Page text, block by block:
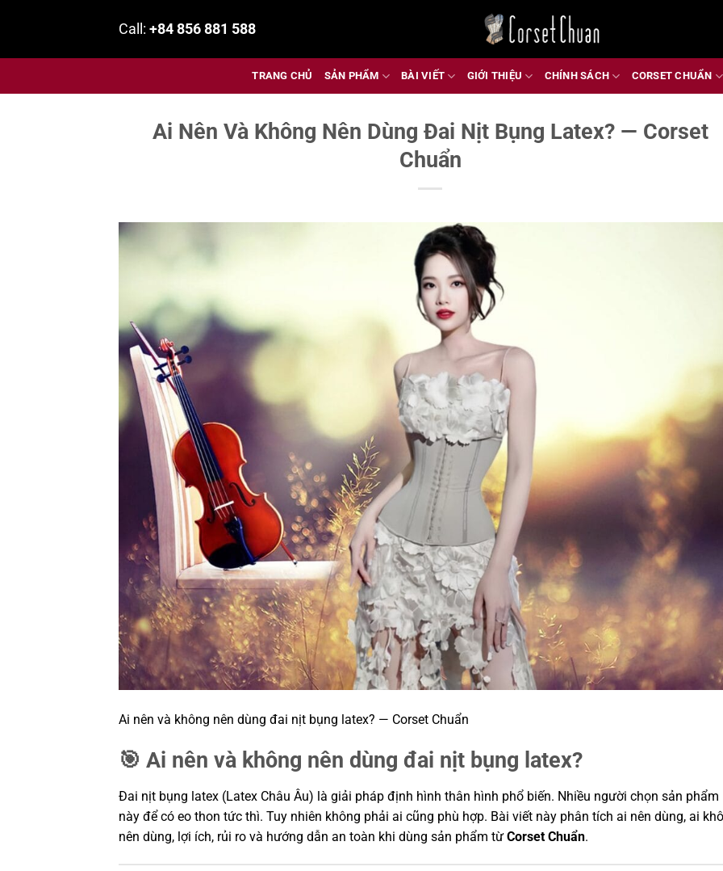
Call: +84 856 881 588
TRANG CHỦ SẢN PHẨM BÀI VIẾT GIỚI THIỆU CHÍNH SÁCH CORSET CHUẨN
Ai Nên Và Không Nên Dùng Đai Nịt Bụng Latex? — Corset
Chuẩn
Ai nên và không nên dùng đai nịt bụng latex? — Corset Chuẩn
🎯 Ai nên và không nên dùng đai nịt bụng latex?
Đai nịt bụng latex (Latex Châu Âu) là giải pháp định hình thân hình phổ biến. Nhiều người chọn sản phẩm
này để có eo thon tức thì. Tuy nhiên không phải ai cũng phù hợp. Bài viết này phân tích ai nên dùng, ai
nên dùng, lợi ích, rủi ro và hướng dẫn an toàn khi dùng sản phẩm từ Corset Chuẩn.